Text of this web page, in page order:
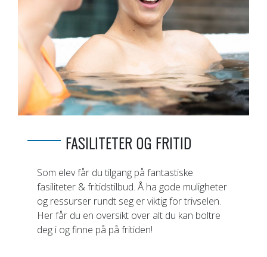
FASILITETER OG FRITID
Som elev får du tilgang på fantastiske
fasiliteter & fritidstilbud. Å ha gode muligheter
og ressurser rundt seg er viktig for trivselen.
Her får du en oversikt over alt du kan boltre
deg i og finne på på fritiden!